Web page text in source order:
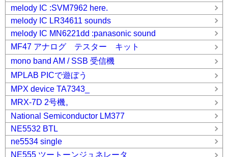
melody IC :SVM7962 here.
melody IC LR34611 sounds
melody IC MN6221dd :panasonic sound
MF47 アナログ テスター キット
mono band AM / SSB 受信機
MPLAB PICで遊ぼう
MPX device TA7343_
MRX-7D 2号機。
National Semiconductor LM377
NE5532 BTL
ne5534 single
NE555 ツートーンジュネレータ